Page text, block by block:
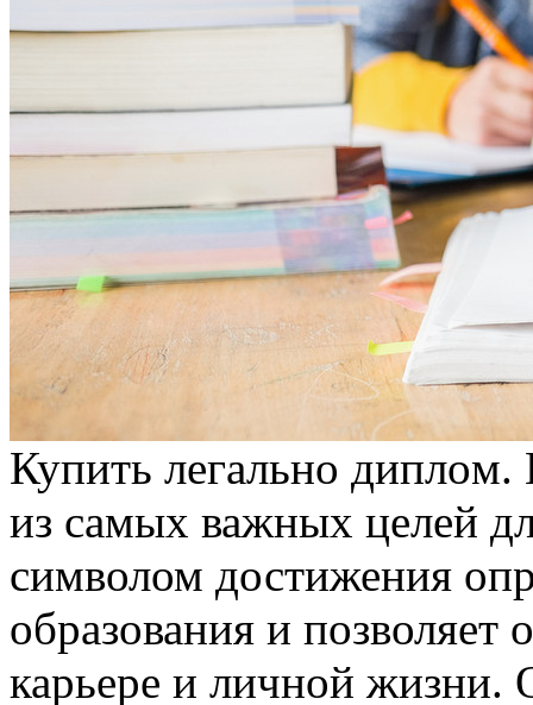
Купить лeгaльнo
из самых важных целей
символом достижения
образования и
карьере и личной жизни.